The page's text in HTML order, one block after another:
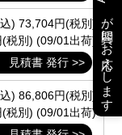
) 73,704円(税別)
税別) (09/01出荷)
見積書 発行 >>
) 86,806円(税別)
税別) (09/01出荷)
が質問にお応えします